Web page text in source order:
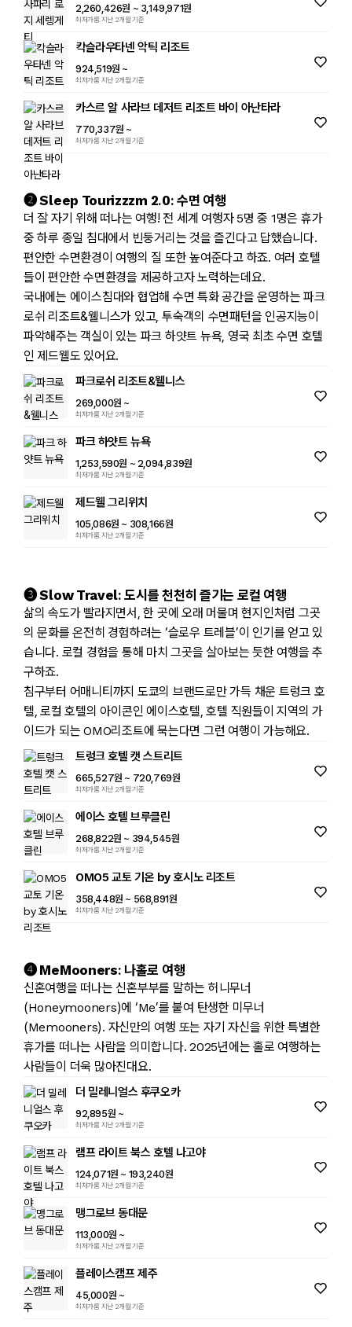
2,260,426원 ~ 3,149,971원
최저가룸 지난 2개월 기준
칵슬라우타넨 악틱 리조트
924,519원 ~
최저가룸 지난 2개월 기준
카스르 알 사라브 데저트 리조트 바이 아난타라
770,337원 ~
최저가룸 지난 2개월 기준
➋ Sleep Tourizzzm 2.0: 수면 여행
더 잘 자기 위해 떠나는 여행! 전 세계 여행자 5명 중 1명은 휴가
중 하루 종일 침대에서 빈둥거리는 것을 즐긴다고 답했습니다.
편안한 수면환경이 여행의 질 또한 높여준다고 하죠. 여러 호텔
들이 편안한 수면환경을 제공하고자 노력하는데요.
국내에는 에이스침대와 협업해 수면 특화 공간을 운영하는 파크
로쉬 리조트&웰니스가 있고, 투숙객의 수면패턴을 인공지능이
파악해주는 객실이 있는 파크 하얏트 뉴욕, 영국 최초 수면 호텔
인 제드웰도 있어요.
파크로쉬 리조트&웰니스
269,000원 ~
최저가룸 지난 2개월 기준
파크 하얏트 뉴욕
1,253,590원 ~ 2,094,839원
최저가룸 지난 2개월 기준
제드웰 그리위치
105,086원 ~ 308,166원
최저가룸 지난 2개월 기준
➌ Slow Travel: 도시를 천천히 즐기는 로컬 여행
삶의 속도가 빨라지면서, 한 곳에 오래 머물며 현지인처럼 그곳
의 문화를 온전히 경험하려는 ‘슬로우 트레블’이 인기를 얻고 있
습니다. 로컬 경험을 통해 마치 그곳을 살아보는 듯한 여행을 추
구하죠.
침구부터 어매니티까지 도쿄의 브랜드로만 가득 채운 트렁크 호
텔, 로컬 호텔의 아이콘인 에이스호텔, 호텔 직원들이 지역의 가
이드가 되는 OMO리조트에 묵는다면 그런 여행이 가능해요.
트렁크 호텔 캣 스트리트
665,527원 ~ 720,769원
최저가룸 지난 2개월 기준
에이스 호텔 브루클린
268,822원 ~ 394,545원
최저가룸 지난 2개월 기준
OMO5 교토 기온 by 호시노 리조트
358,448원 ~ 568,891원
최저가룸 지난 2개월 기준
➍ MeMooners: 나홀로 여행
신혼여행을 떠나는 신혼부부를 말하는 허니무너
(Honeymooners)에 ‘Me’를 붙여 탄생한 미무너
(Memooners). 자신만의 여행 또는 자기 자신을 위한 특별한
휴가를 떠나는 사람을 의미합니다. 2025년에는 홀로 여행하는
사람들이 더욱 많아진대요.
더 밀레니얼스 후쿠오카
92,895원 ~
최저가룸 지난 2개월 기준
램프 라이트 북스 호텔 나고야
124,071원 ~ 193,240원
최저가룸 지난 2개월 기준
맹그로브 동대문
113,000원 ~
최저가룸 지난 2개월 기준
플레이스캠프 제주
45,000원 ~
최저가룸 지난 2개월 기준